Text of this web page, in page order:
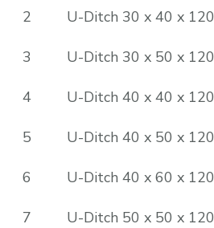
2 U-Ditch 30 x 40 x 120
3 U-Ditch 30 x 50 x 120
4 U-Ditch 40 x 40 x 120
5 U-Ditch 40 x 50 x 120
6 U-Ditch 40 x 60 x 120
7 U-Ditch 50 x 50 x 120